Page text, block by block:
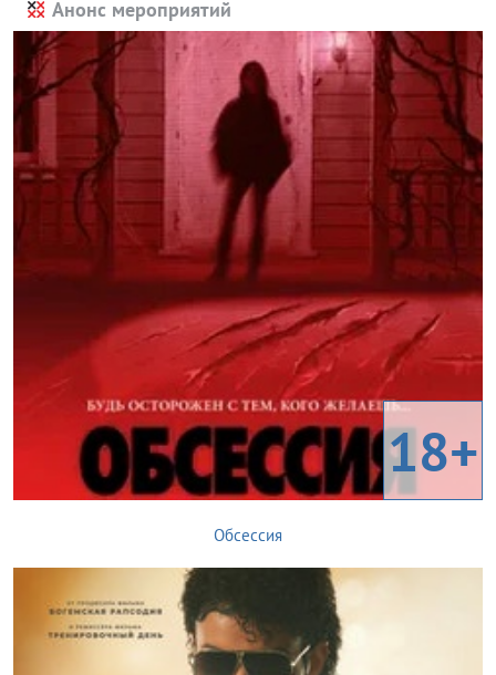
Анонс мероприятий
18+
Обсессия